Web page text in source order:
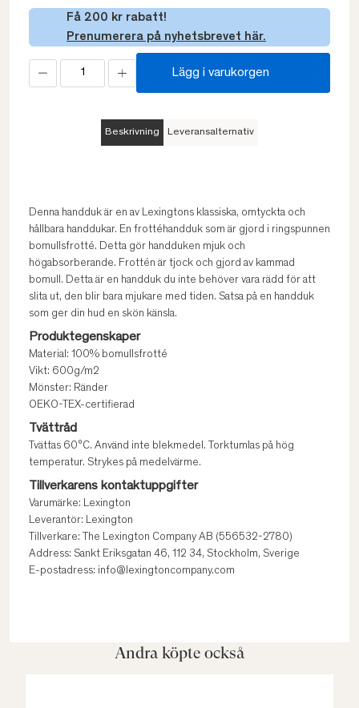
Få 200 kr rabatt!
Prenumerera på nyhetsbrevet här.
Lägg i varukorgen
Beskrivning Leveransalternativ
Denna handduk är en av Lexingtons klassiska, omtyckta och
hållbara handdukar. En frottéhandduk som är gjord i ringspunnen
bomullsfrotté. Detta gör handduken mjuk och
högabsorberande. Frottén är tjock och gjord av kammad
bomull. Detta är en handduk du inte behöver vara rädd för att
slita ut, den blir bara mjukare med tiden. Satsa på en handduk
som ger din hud en skön känsla.
Produktegenskaper
Material: 100% bomullsfrotté
Vikt: 600g/m2
Mönster: Ränder
OEKO-TEX-certifierad
Tvättråd
Tvättas 60°C. Använd inte blekmedel. Torktumlas på hög
temperatur. Strykes på medelvärme.
Tillverkarens kontaktuppgifter
Varumärke: Lexington
Leverantör: Lexington
Tillverkare: The Lexington Company AB (556532-2780)
Address: Sankt Eriksgatan 46, 112 34, Stockholm, Sverige
E-postadress: info@lexingtoncompany.com
Andra köpte också